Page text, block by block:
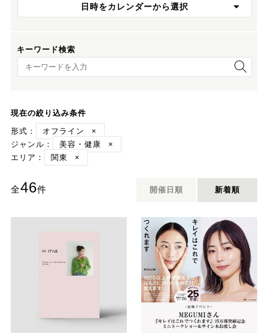
日時をカレンダーから選択
キーワード検索
キーワード検索
現在の絞り込み条件
形式：
オフライン
×
ジャンル：
美容・健康
×
エリア：
関東 ×
全46件 開催日順 新着順